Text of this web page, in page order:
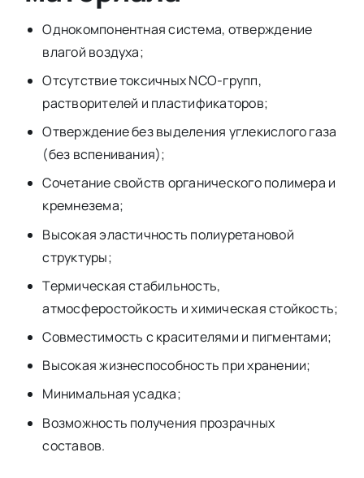
Однокомпонентная система, отверждение
влагой воздуха;
Отсутствие токсичных NCO-групп,
растворителей и пластификаторов;
Отверждение без выделения углекислого газа
(без вспенивания);
Сочетание свойств органического полимера и
кремнезема;
Высокая эластичность полиуретановой
структуры;
Термическая стабильность,
атмосферостойкость и химическая стойкость;
Совместимость с красителями и пигментами;
Высокая жизнеспособность при хранении;
Минимальная усадка;
Возможность получения прозрачных
составов.